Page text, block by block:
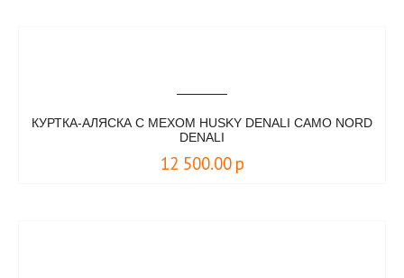
КУРТКА-АЛЯСКА С МЕХОМ HUSKY DENALI CAMO NORD
DENALI
12 500.00 р